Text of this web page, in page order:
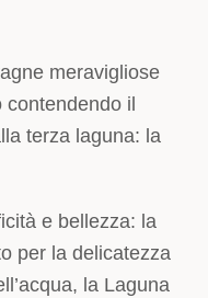
meravigliose
il
terza laguna: la
e bellezza: la
per la delicatezza
la Laguna